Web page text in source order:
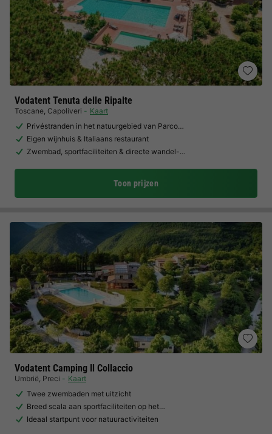
Vodatent Tenuta delle Ripalte
Toscane, Capoliveri
Kaart
Privéstranden in het natuurgebied van Parco…
Eigen wijnhuis & Italiaans restaurant
Zwembad, sportfaciliteiten & directe wandel-…
Toon prijzen
Vodatent Camping Il Collaccio
Umbrië, Preci
Kaart
Twee zwembaden met uitzicht
Breed scala aan sportfaciliteiten op het…
Ideaal startpunt voor natuuractiviteiten